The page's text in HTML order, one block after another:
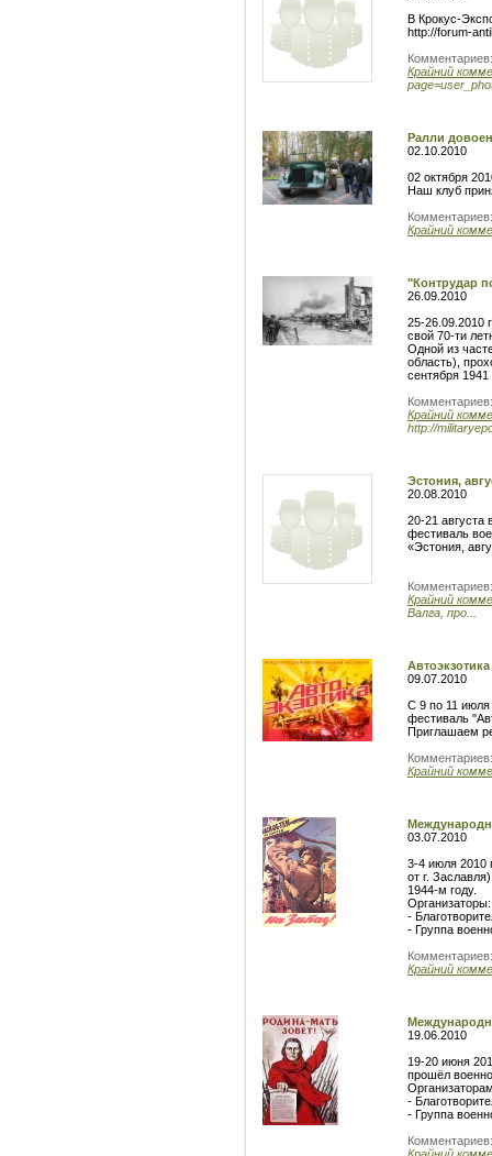
В Крокус-
http://forum-
Комментариев:
Крайний
Ралли
02.10.2010
02 октября
Наш клуб
Комментариев:
Крайний
"Контрудар
26.09.2010
25-26.09.2010
свой 70-ти
Одной из
область),
сентября 1941
Комментариев:
Крайний
http://
Эстония,
20.08.2010
20-21 августа
фестиваль
«Эстония,
Комментариев:
Крайний
Валга, про...
Автоэкзотика
09.07.2010
C 9 по 11
фестиваль
Приглашаем
Комментариев:
Крайний
03.07.2010
3-4 июля 2010
от г.
1944-м году.
Организаторы:
-
- Группа
Комментариев:
Крайний
19.06.2010
19-20 июня
прошёл
-
- Группа
Комментариев: